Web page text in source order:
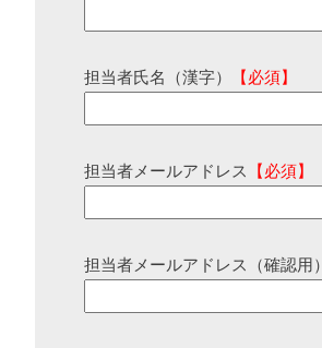
担当者氏名（漢字） 【必須】
担当者メールアドレス 【必須】
担当者メールアドレス（確認用）